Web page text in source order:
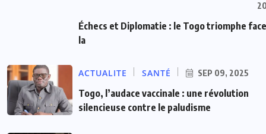
Échecs et Diplomatie : le Togo triomphe
la
ACTUALITE SANTÉ SEP 09, 2025
Togo, l’audace vaccinale : une révolution
silencieuse contre le paludisme